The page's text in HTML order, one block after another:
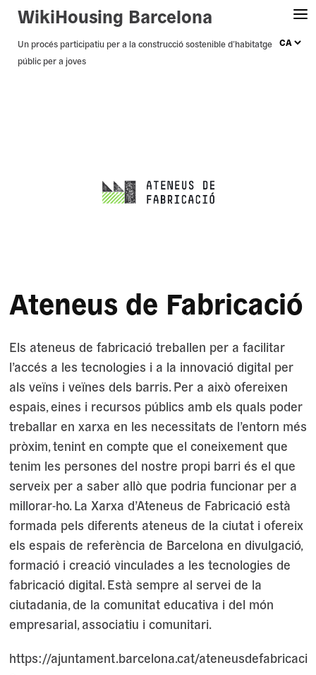
Skip
WikiHousing Barcelona
Un procés participatiu per a la construcció sostenible d’habitatge
públic per a joves
Ateneus de Fabricació
Els ateneus de fabricació treballen per a facilitar
l’accés a les tecnologies i a la innovació digital per
als veïns i veïnes dels barris. Per a això ofereixen
espais, eines i recursos públics amb els quals poder
treballar en xarxa en les necessitats de l’entorn més
pròxim, tenint en compte que el coneixement que
tenim les persones del nostre propi barri és el que
serveix per a saber allò que podria funcionar per a
millorar-ho. La Xarxa d’Ateneus de Fabricació està
formada pels diferents ateneus de la ciutat i ofereix
els espais de referència de Barcelona en divulgació,
formació i creació vinculades a les tecnologies de
fabricació digital. Està sempre al servei de la
ciutadania, de la comunitat educativa i del món
empresarial, associatiu i comunitari.
https://ajuntament.barcelona.cat/ateneusdefabricaci